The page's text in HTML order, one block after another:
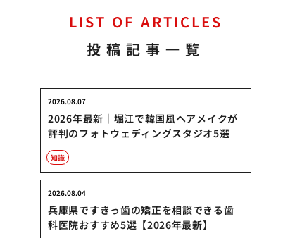
LIST OF ARTICLES
投稿記事一覧
2026年最新｜堀江で韓国風ヘアメイクが
評判のフォトウェディングスタジオ5選
2026.08.07
知識
兵庫県ですきっ歯の矯正を相談できる歯
科医院おすすめ5選【2026年最新】
2026.08.04